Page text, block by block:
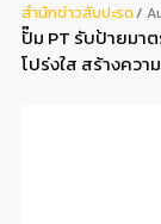
สํานักข่าวสับปะรด
ปั๊ม PT รับป้ายมา
โปร่งใส สร้างคว